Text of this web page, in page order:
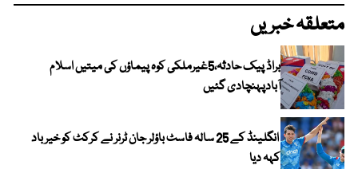
متعلقہ خبریں
براڈ پیک حادثہ،5غیرملکی کوہ پیماؤں کی میتیں اسلام
آبادپہنچادی گئیں
انگلینڈ کے 25 سالہ فاسٹ باؤلر جان ٹرنر نے کرکٹ کو خیر باد
کہہ دیا